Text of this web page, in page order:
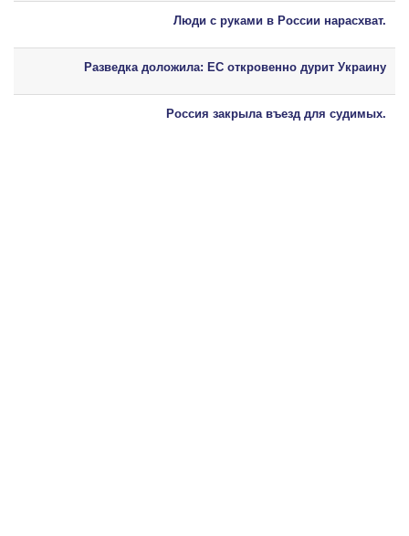
Люди с руками в России нарасхват.
Разведка доложила: ЕС откровенно дурит Украину
Россия закрыла въезд для судимых.